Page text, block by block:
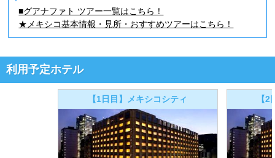
■グアナファト ツアー一覧はこちら！
★メキシコ基本情報・見所・おすすめツアーはこちら！
利用予定ホテル
【1日目】メキシコシティ 【